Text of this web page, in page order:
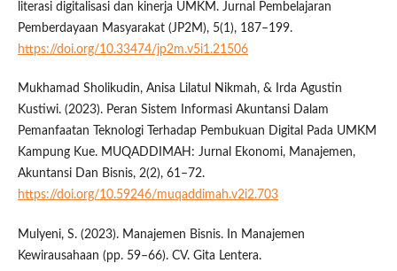
literasi digitalisasi dan kinerja UMKM. Jurnal Pembelajaran
Pemberdayaan Masyarakat (JP2M), 5(1), 187–199.
https://doi.org/10.33474/jp2m.v5i1.21506
Mukhamad Sholikudin, Anisa Lilatul Nikmah, & Irda Agustin
Kustiwi. (2023). Peran Sistem Informasi Akuntansi Dalam
Pemanfaatan Teknologi Terhadap Pembukuan Digital Pada UMKM
Kampung Kue. MUQADDIMAH: Jurnal Ekonomi, Manajemen,
Akuntansi Dan Bisnis, 2(2), 61–72.
https://doi.org/10.59246/muqaddimah.v2i2.703
Mulyeni, S. (2023). Manajemen Bisnis. In Manajemen
Kewirausahaan (pp. 59–66). CV. Gita Lentera.